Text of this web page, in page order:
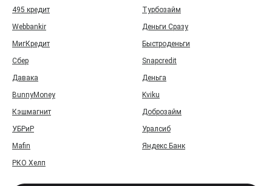
495 кредит
Турбозайм
Webbankir
Деньги Сразу
МигКредит
Быстроденьги
Сбер
Snapcredit
Давака
Деньга
BunnyMoney
Kviku
Кэшмагнит
Доброзайм
УБРиР
Уралсиб
Mafin
Яндекс Банк
РКО Хелп